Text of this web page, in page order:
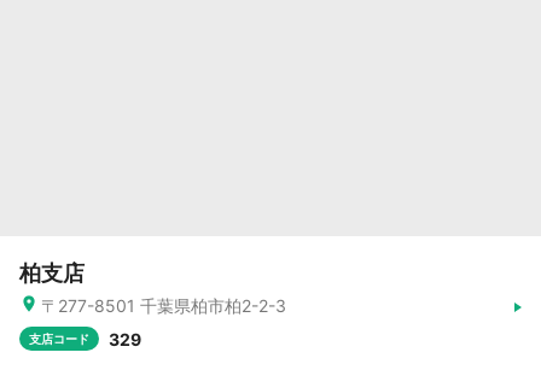
柏支店
〒277-8501 千葉県柏市柏2-2-3
支店コード 329